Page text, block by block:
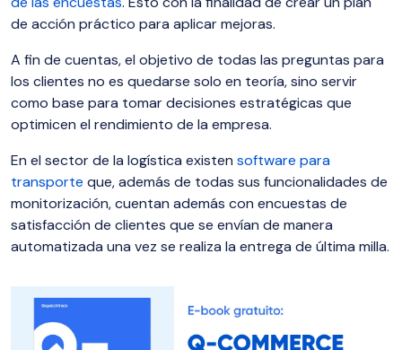
de acción práctico para aplicar mejoras.
A fin de cuentas, el objetivo de todas las preguntas para
los clientes no es quedarse solo en teoría, sino servir
como base para tomar decisiones estratégicas que
optimicen el rendimiento de la empresa.
En el sector de la logística existen software para
transporte que, además de todas sus funcionalidades de
monitorización, cuentan además con encuestas de
satisfacción de clientes que se envían de manera
automatizada una vez se realiza la entrega de última milla.